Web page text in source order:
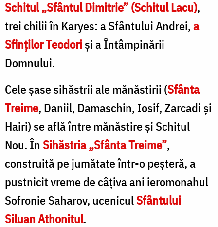
Schitul „Sfântul Dimitrie” (Schitul Lacu),
trei chilii în Karyes: a Sfântului Andrei,a
Sfinţilor Teodorişi a Întâmpinării
Domnului.
Cele şase sihăstrii ale mănăstirii (Sfânta
Treime, Daniil, Damaschin, Iosif, Zarcadi şi
Hairi) se află între mănăstire şi Schitul
Nou. În Sihăstria „Sfânta Treime”,
construită pe jumătate într-o peşteră, a
pustnicit vreme de câţiva ani ieromonahul
Sofronie Saharov, uceniculSfântului
Siluan Athonitul.